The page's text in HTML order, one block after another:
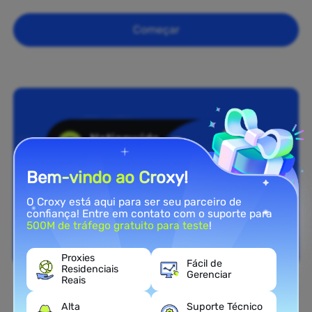
Começar
Cobertura Nacional
Bem-vindo ao Croxy!
O Croxy está aqui para ser seu parceiro de
confiança! Entre em contato com o suporte para
500M de tráfego gratuito para teste!
Proxies
Residenciais
Reais
Fácil de
Gerenciar
Alta
Suporte Técnico